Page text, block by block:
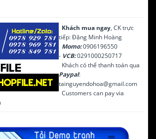
Khách mua ngay, CK trực
tiếp: Đặng Minh Hoàng
Momo:0906196550
- VCB:0291000250717
Khách có thể thanh toán qua
Paypal:
tainguyendohoa@gmail.com
Customers can pay via